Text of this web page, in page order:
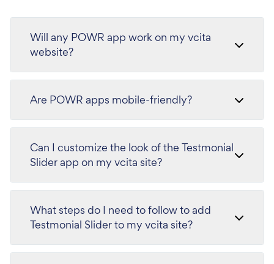
Will any POWR app work on my vcita
website?
Are POWR apps mobile-friendly?
Can I customize the look of the Testmonial
Slider app on my vcita site?
What steps do I need to follow to add
Testmonial Slider to my vcita site?